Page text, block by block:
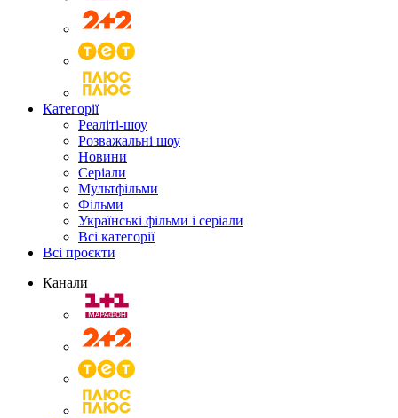
Категорії
Реаліті-шоу
Розважальні шоу
Новини
Серіали
Мультфільми
Фільми
Українські фільми і серіали
Всі категорії
Всі проєкти
Канали